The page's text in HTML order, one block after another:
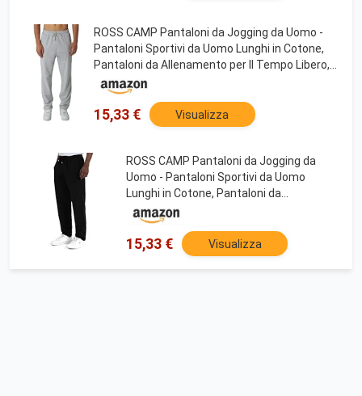
ROSS CAMP Pantaloni da Jogging da Uomo -
Pantaloni Sportivi da Uomo Lunghi in Cotone,
Pantaloni da Allenamento per Il Tempo Libero,
Jogger da Viaggio Moderni (Grigio, XL)
15,33 € Visualizza
ROSS CAMP Pantaloni da Jogging da
Uomo - Pantaloni Sportivi da Uomo
Lunghi in Cotone, Pantaloni da
Allenamento per Il Tempo Libero, Jogger
da Viaggio Moderni (Nero, M)
15,33 € Visualizza